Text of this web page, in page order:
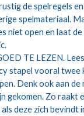
de spelregels
spelmateriaal.
niet open en laat
TE LEZEN.
stapel vooral twee
Denk ook aan de
gekomen. Zo raakt
deze zich bevindt